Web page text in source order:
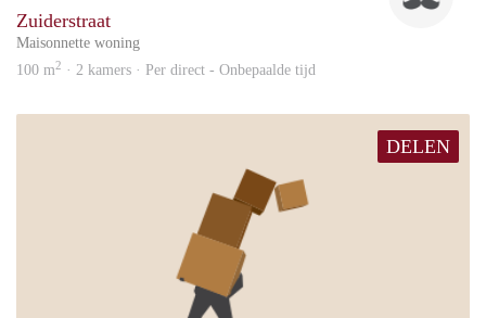
Zuiderstraat
Maisonnette woning
100 m2 · 2 kamers · Per direct - Onbepaalde tijd
DELEN